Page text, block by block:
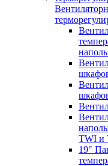
TWI и
19"